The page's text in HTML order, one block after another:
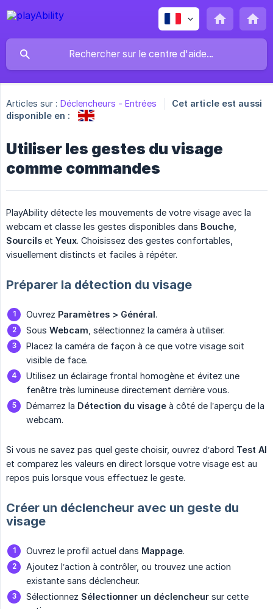
Articles sur : Déclencheurs - Entrées
Cet article est aussi
disponible en :
Utiliser les gestes du visage
comme commandes
PlayAbility détecte les mouvements de votre visage avec la
webcam et classe les gestes disponibles dans Bouche
Sourcils et Yeux. Choisissez des gestes confortables,
visuellement distincts et faciles à répéter.
Préparer la détection du visage
Ouvrez Paramètres > Général.
Sous Webcam , sélectionnez la caméra à utiliser.
Placez la caméra de façon à ce que votre visage soit
visible de face.
Utilisez un éclairage frontal homogène et évitez une
fenêtre très lumineuse directement derrière vous.
Démarrez la Détection du visage à côté de l’aperçu de la
webcam.
Si vous ne savez pas quel geste choisir, ouvrez d’abord Test AI
et comparez les valeurs en direct lorsque votre visage est au
repos puis lorsque vous effectuez le geste.
Créer un déclencheur avec un geste du
visage
Ouvrez le profil actuel dans Mappage.
Ajoutez l’action à contrôler, ou trouvez une action
existante sans déclencheur.
Sélectionnez Sélectionner un déclencheur sur cette